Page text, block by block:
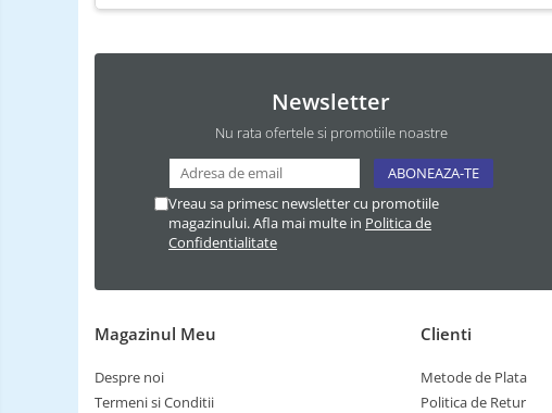
Newsletter
Nu rata ofertele si promotiile noastre
Vreau sa primesc newsletter cu promotiile
magazinului. Afla mai multe in Politica de
Confidentialitate
Magazinul Meu
Despre noi
Termeni si Conditii
Clienti
Metode de Plata
Politica de Retur